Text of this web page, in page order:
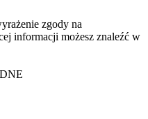
zgody na
informacji możesz znaleźć w